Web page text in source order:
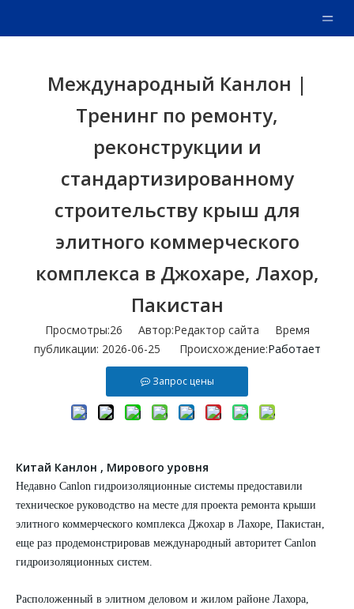
Международный Канлон |
Тренинг по ремонту,
реконструкции и
стандартизированному
строительству крыш для
элитного коммерческого
комплекса в Джохаре, Лахор,
Пакистан
Просмотры:26 Автор:Pедактор сайта Время
публикации: 2026-06-25 Происхождение:Работает
Запрос цены
Китай Канлон , Мирового уровня
Недавно Canlon гидроизоляционные системы предоставили
техническое руководство на месте для проекта ремонта крыши
элитного коммерческого комплекса Джохар в Лахоре, Пакистан,
еще раз продемонстрировав международный авторитет Canlon
гидроизоляционных систем.
Расположенный в элитном деловом и жилом районе Лахора,